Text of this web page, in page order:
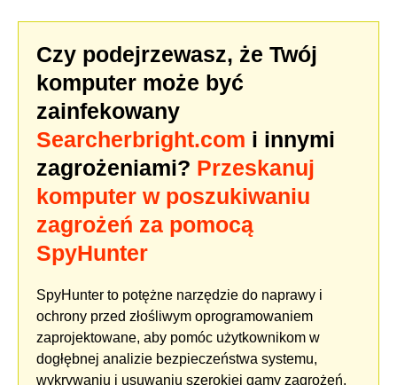
Czy podejrzewasz, że Twój
komputer może być
zainfekowany
Searcherbright.com i innymi
zagrożeniami? Przeskanuj
komputer w poszukiwaniu
zagrożeń za pomocą
SpyHunter
SpyHunter to potężne narzędzie do naprawy i
ochrony przed złośliwym oprogramowaniem
zaprojektowane, aby pomóc użytkownikom w
dogłębnej analizie bezpieczeństwa systemu,
wykrywaniu i usuwaniu szerokiej gamy zagrożeń,